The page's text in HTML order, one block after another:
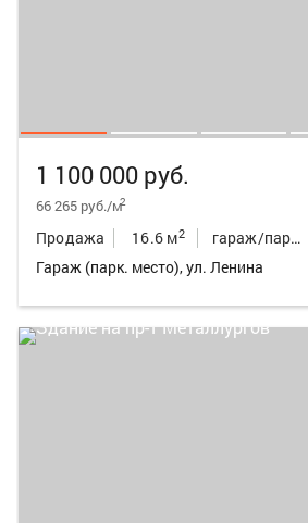
1 100 000 руб.
66 265 руб./м2
Продажа 16.6 м2
гараж/парк.место
Гараж (парк. место), ул. Ленина